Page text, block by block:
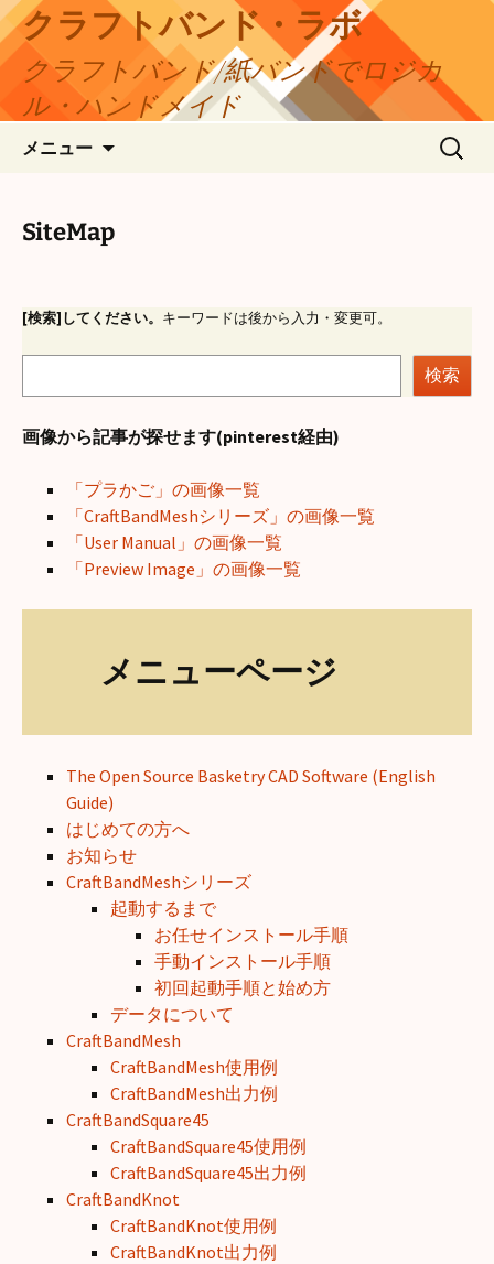
コ
ン
テ
ツ
クラフトバンド・ラボ
クラフトバンド/紙バンドでロジカ
ル・ハンドメイド
メニュー
検
索:
SiteMap
[検索]してください。 キーワードは後から入力・変更可。
索
検索
画像から記事が探せます(pinterest経由)
「プラかご」の画像一覧
「CraftBandMeshシリーズ」の画像一覧
「User Manual」の画像一覧
「Preview Image」の画像一覧
メニューページ
The Open Source Basketry CAD Software (English
Guide)
はじめての方へ
お知らせ
CraftBandMeshシリーズ
起動するまで
お任せインストール手順
手動インストール手順
初回起動手順と始め方
データについて
CraftBandMesh
CraftBandMesh使用例
CraftBandMesh出力例
CraftBandSquare45
CraftBandSquare45使用例
CraftBandSquare45出力例
CraftBandKnot
CraftBandKnot使用例
CraftBandKnot出力例